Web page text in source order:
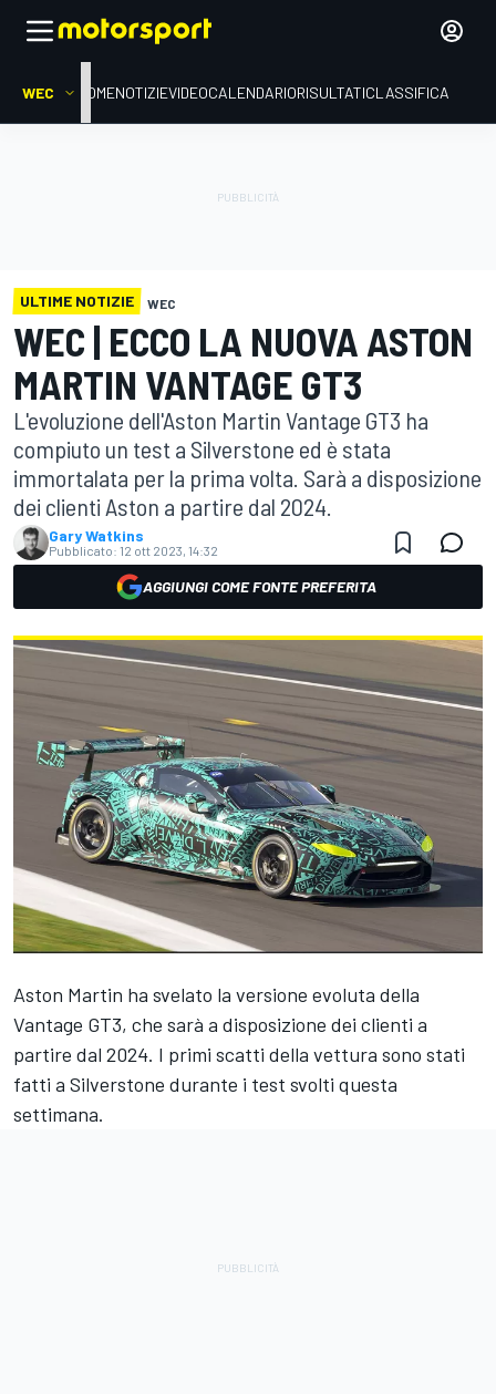
WEC HOMENOTIZIEVIDEOCALENDARIORISULTATICLASSIFICA
ULTIME NOTIZIE WEC
WEC | ECCO LA NUOVA ASTON
MARTIN VANTAGE GT3
L'evoluzione dell'Aston Martin Vantage GT3 ha
compiuto un test a Silverstone ed è stata
immortalata per la prima volta. Sarà a disposizione
dei clienti Aston a partire dal 2024.
Gary Watkins
Pubblicato: 12 ott 2023, 14:32
AGGIUNGI COME FONTE PREFERITA
Aston Martin ha svelato la versione evoluta della
Vantage GT3, che sarà a disposizione dei clienti a
partire dal 2024. I primi scatti della vettura sono stati
fatti a Silverstone durante i test svolti questa
settimana.